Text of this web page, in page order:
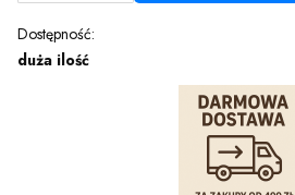
Dostępność:
duża ilość